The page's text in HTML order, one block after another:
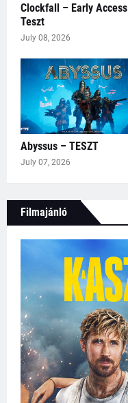
Clockfall – Early Access
Teszt
July 08, 2026
Abyssus – TESZT
July 07, 2026
Filmajánló